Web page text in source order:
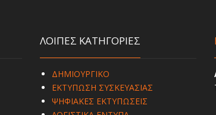
ΛΟΙΠΕΣ ΚΑΤΗΓΟΡΙΕΣ
ΔΗΜΙΟΥΡΓΙΚΟ
ΕΚΤΥΠΩΣΗ ΣΥΣΚΕΥΑΣΙΑΣ
ΨΗΦΙΑΚΕΣ ΕΚΤΥΠΩΣΕΙΣ